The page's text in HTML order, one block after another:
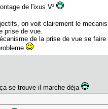
de l'ixus V²
on voit clairement le
prise de vue.
de la prise de vue se
se trouve il marche déja